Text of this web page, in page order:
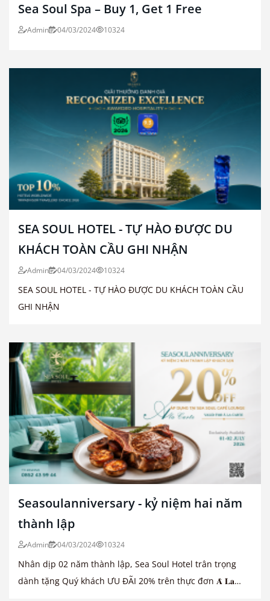
Sea Soul Spa – Buy 1, Get 1 Free
Admin 04/03/2024 10324
SEA SOUL HOTEL - TỰ HÀO ĐƯỢC DU
KHÁCH TOÀN CẦU GHI NHẬN
Admin 04/03/2024 10324
SEA SOUL HOTEL - TỰ HÀO ĐƯỢC DU KHÁCH TOÀN CẦU
GHI NHẬN
Seasoulanniversary - kỷ niệm hai năm
thành lập
Admin 04/03/2024 10324
Nhân dịp 02 năm thành lập, Sea Soul Hotel trân trọng
dành tặng Quý khách ƯU ĐÃI 20% trên thực đơn 𝐀̀ 𝐋𝐚